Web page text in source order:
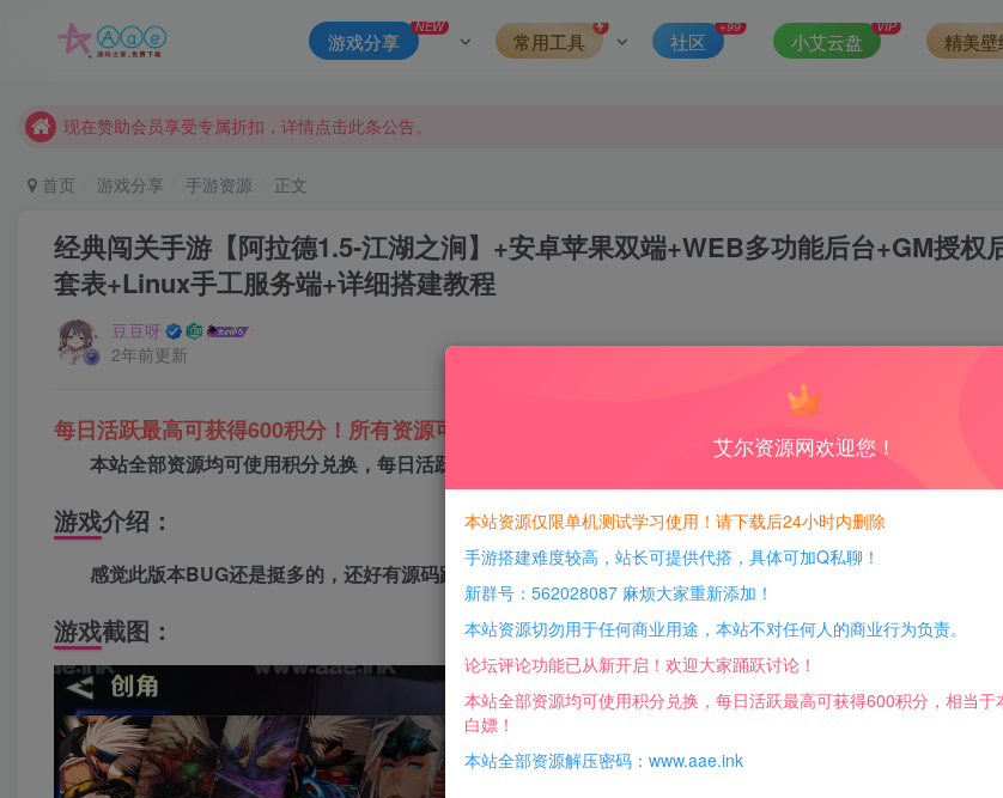
游戏分享
NEW
常用工具 社区
+99
小艾云盘
VIP
精美壁
本站资源大多存储在云盘，如发现链接失效，请联系我们我们会第一时间更新。
现在赞助会员享受专属折扣，详情点击此条公告。
首页 游戏分享 手游资源 正文
经典闯关手游【阿拉德1.5-江湖之涧】+安卓苹果双端+WEB多功能后台+GM授权
套表+Linux手工服务端+详细搭建教程
豆豆呀
2年前更新
每日活跃最高可获得600积分！所有资源可以使用积分免费兑换！
本站全部资源均可使用积分兑换，每日活跃最高可获得600积分，相当于本站所有资源均可白嫖！
游戏介绍：
感觉此版本BUG还是挺多的，还好有源码跟配套表，有兴趣的可以自己改！
游戏截图：
艾尔资源网欢迎您！
本站资源仅限单机测试学习使用！请下载后24小时内删除
手游搭建难度较高，站长可提供代搭，具体可加Q私聊！
新群号：562028087 麻烦大家重新添加！
本站资源切勿用于任何商业用途，本站不对任何人的商业行为负责。
论坛评论功能已从新开启！欢迎大家踊跃讨论！
本站全部资源均可使用积分兑换，每日活跃最高可获得600积分，相当于
白嫖！
本站全部资源解压密码：www.aae.ink